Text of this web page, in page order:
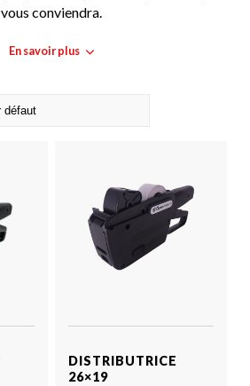
vous conviendra.
En savoir plus
DISTRIBUTRICE
26×19